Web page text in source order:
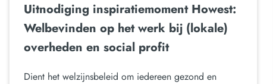
Uitnodiging inspiratiemoment Howest:
Welbevinden op het werk bij (lokale)
overheden en social profit
Dient het welzijnsbeleid om iedereen gezond en